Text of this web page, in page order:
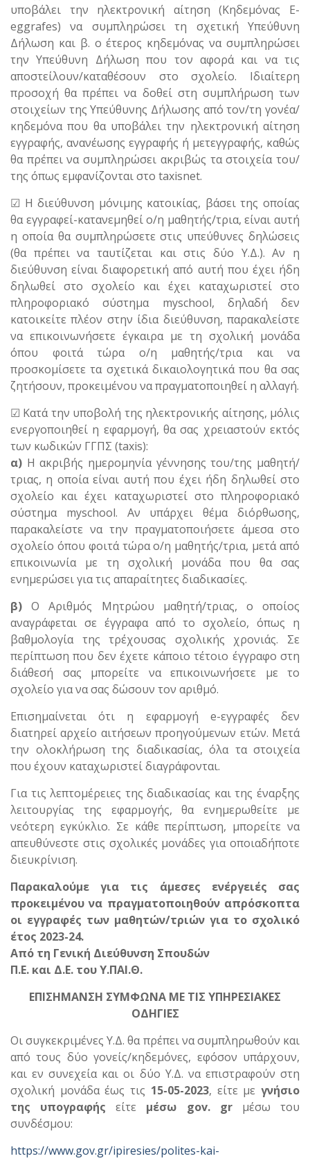
υποβάλει την ηλεκτρονική αίτηση (Κηδεμόνας E-
eggrafes) να συμπληρώσει τη σχετική Υπεύθυνη
Δήλωση και β. ο έτερος κηδεμόνας να συμπληρώσει
την Υπεύθυνη Δήλωση που τον αφορά και να τις
αποστείλουν/καταθέσουν στο σχολείο. Ιδιαίτερη
προσοχή θα πρέπει να δοθεί στη συμπλήρωση των
στοιχείων της Υπεύθυνης Δήλωσης από τον/τη γονέα/
κηδεμόνα που θα υποβάλει την ηλεκτρονική αίτηση
εγγραφής, ανανέωσης εγγραφής ή μετεγγραφής, καθώς
θα πρέπει να συμπληρώσει ακριβώς τα στοιχεία του/
της όπως εμφανίζονται στο taxisnet.
☑ Η διεύθυνση μόνιμης κατοικίας, βάσει της οποίας
θα εγγραφεί-κατανεμηθεί ο/η μαθητής/τρια, είναι αυτή
η οποία θα συμπληρώσετε στις υπεύθυνες δηλώσεις
(θα πρέπει να ταυτίζεται και στις δύο Υ.Δ.). Αν η
διεύθυνση είναι διαφορετική από αυτή που έχει ήδη
δηλωθεί στο σχολείο και έχει καταχωριστεί στο
πληροφοριακό σύστημα myschool, δηλαδή δεν
κατοικείτε πλέον στην ίδια διεύθυνση, παρακαλείστε
να επικοινωνήσετε έγκαιρα με τη σχολική μονάδα
όπου φοιτά τώρα ο/η μαθητής/τρια και να
προσκομίσετε τα σχετικά δικαιολογητικά που θα σας
ζητήσουν, προκειμένου να πραγματοποιηθεί η αλλαγή.
☑ Κατά την υποβολή της ηλεκτρονικής αίτησης, μόλις
ενεργοποιηθεί η εφαρμογή, θα σας χρειαστούν εκτός
των κωδικών ΓΓΠΣ (taxis):
α) Η ακριβής ημερομηνία γέννησης του/της μαθητή/
τριας, η οποία είναι αυτή που έχει ήδη δηλωθεί στο
σχολείο και έχει καταχωριστεί στο πληροφοριακό
σύστημα myschool. Αν υπάρχει θέμα διόρθωσης,
παρακαλείστε να την πραγματοποιήσετε άμεσα στο
σχολείο όπου φοιτά τώρα ο/η μαθητής/τρια, μετά από
επικοινωνία με τη σχολική μονάδα που θα σας
ενημερώσει για τις απαραίτητες διαδικασίες.
β) Ο Αριθμός Μητρώου μαθητή/τριας, ο οποίος
αναγράφεται σε έγγραφα από το σχολείο, όπως η
βαθμολογία της τρέχουσας σχολικής χρονιάς. Σε
περίπτωση που δεν έχετε κάποιο τέτοιο έγγραφο στη
διάθεσή σας μπορείτε να επικοινωνήσετε με το
σχολείο για να σας δώσουν τον αριθμό.
Επισημαίνεται ότι η εφαρμογή e-εγγραφές δεν
διατηρεί αρχείο αιτήσεων προηγούμενων ετών. Μετά
την ολοκλήρωση της διαδικασίας, όλα τα στοιχεία
που έχουν καταχωριστεί διαγράφονται.
Για τις λεπτομέρειες της διαδικασίας και της έναρξης
λειτουργίας της εφαρμογής, θα ενημερωθείτε με
νεότερη εγκύκλιο. Σε κάθε περίπτωση, μπορείτε να
απευθύνεστε στις σχολικές μονάδες για οποιαδήποτε
διευκρίνιση.
Παρακαλούμε για τις άμεσες ενέργειές σας
προκειμένου να πραγματοποιηθούν απρόσκοπτα
οι εγγραφές των μαθητών/τριών για το σχολικό
έτος 2023-24.
Από τη Γενική Διεύθυνση Σπουδών
Π.Ε. και Δ.Ε. του Υ.ΠΑΙ.Θ.
ΕΠΙΣΗΜΑΝΣΗ ΣΥΜΦΩΝΑ ΜΕ ΤΙΣ ΥΠΗΡΕΣΙΑΚΕΣ
ΟΔΗΓΙΕΣ
Οι συγκεκριμένες Υ.Δ. θα πρέπει να συμπληρωθούν και
από τους δύο γονείς/κηδεμόνες, εφόσον υπάρχουν,
και εν συνεχεία και οι δύο Υ.Δ. να επιστραφούν στη
σχολική μονάδα έως τις 15-05-2023, είτε μεγνήσιο
της υπογραφής είτε μέσω gov. gr μέσω του
συνδέσμου:
https://www.gov.gr/ipiresies/polites-kai-